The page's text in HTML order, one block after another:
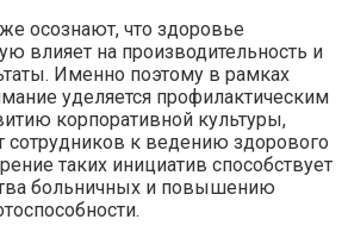
осознают, что здоровье
влияет на производительность и
Именно поэтому в рамках
уделяется профилактическим
корпоративной культуры,
сотрудников к ведению здорового
таких инициатив способствует
больничных и повышению